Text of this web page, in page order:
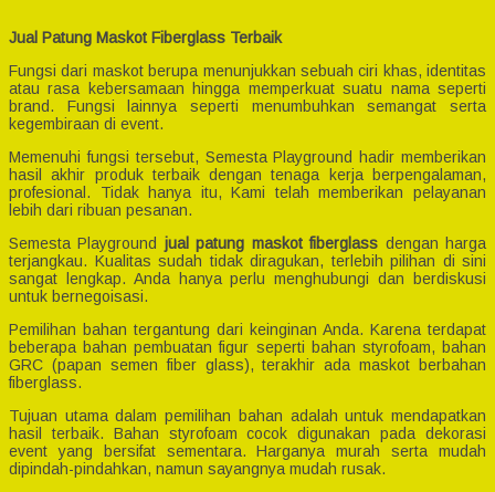
Jual Patung Maskot Fiberglass Terbaik
Fungsi dari maskot berupa menunjukkan sebuah ciri khas, identitas
atau rasa kebersamaan hingga memperkuat suatu nama seperti
brand. Fungsi lainnya seperti menumbuhkan semangat serta
kegembiraan di event.
Memenuhi fungsi tersebut, Semesta Playground hadir memberikan
hasil akhir produk terbaik dengan tenaga kerja berpengalaman,
profesional. Tidak hanya itu, Kami telah memberikan pelayanan
lebih dari ribuan pesanan.
Semesta Playground jual patung maskot fiberglass dengan harga
terjangkau. Kualitas sudah tidak diragukan, terlebih pilihan di sini
sangat lengkap. Anda hanya perlu menghubungi dan berdiskusi
untuk bernegoisasi.
Pemilihan bahan tergantung dari keinginan Anda. Karena terdapat
beberapa bahan pembuatan figur seperti bahan styrofoam, bahan
GRC (papan semen fiber glass), terakhir ada maskot berbahan
fiberglass.
Tujuan utama dalam pemilihan bahan adalah untuk mendapatkan
hasil terbaik. Bahan styrofoam cocok digunakan pada dekorasi
event yang bersifat sementara. Harganya murah serta mudah
dipindah-pindahkan, namun sayangnya mudah rusak.